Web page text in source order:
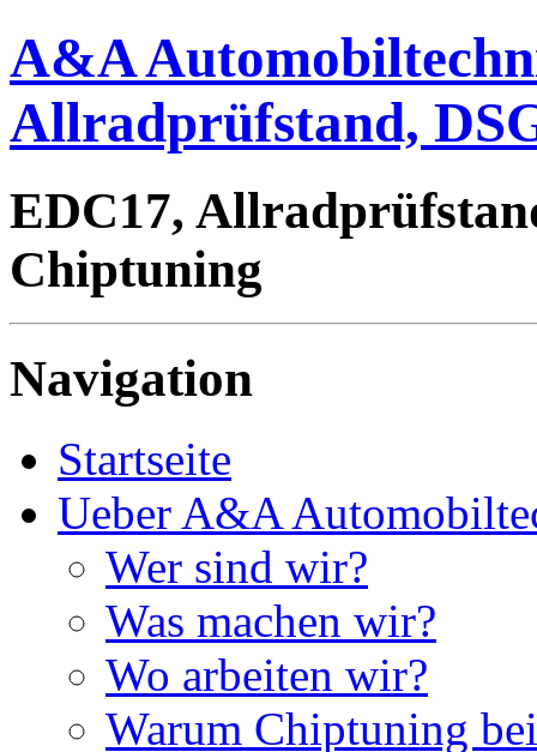
A&A
Allradprüfstand,
EDC17,
Chiptuning
Navigation
Startseite
Ueber A&A
Wer sind wir?
Was machen wir?
Wo arbeiten wir?
Warum Chiptuning